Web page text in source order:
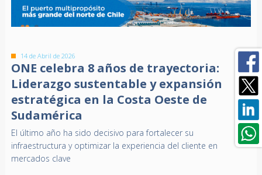
14 de Abril de 2026
ONE celebra 8 años de trayectoria:
Liderazgo sustentable y expansión
estratégica en la Costa Oeste de
Sudamérica
El último año ha sido decisivo para fortalecer su
infraestructura y optimizar la experiencia del cliente en
mercados clave